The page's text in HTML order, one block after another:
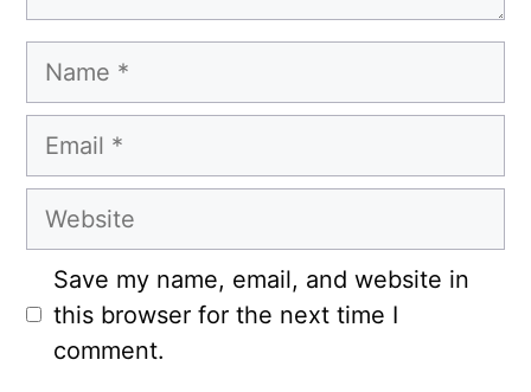
Name
Email
Website
Save my name, email, and website in
this browser for the next time I
comment.